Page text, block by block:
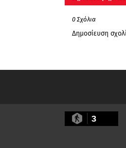
0 Σχόλια
Δημοσίευση
3